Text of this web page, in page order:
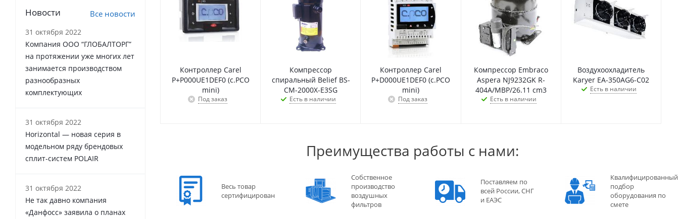
Контроллер Carel
P+P000UE1DEF0 (c.PCO
mini)
Под заказ
Компрессор
спиральный Belief BS-
CM-2000X-E3SG
Есть в наличии
Контроллер Carel
P+D000UE1DEF0 (c.PCO
mini)
Под заказ
Компрессор Embraco
Aspera NJ9232GK R-
404A/MBP/26.11 cm3
Есть в наличии
Воздухоохладитель
Karyer EA-350AG6-C02
Есть в наличии
Преимущества работы с нами:
Весь товар
сертифицирован
Собственное
производство
воздушных
фильтров
Поставляем по
всей России, СНГ
и ЕАЭС
Квалифицированный
подбор
оборудования по
смете
Новости Все новости
31 октября 2022
Компания ООО “ГЛОБАЛТОРГ”
на протяжении уже многих лет
занимается производством
разнообразных
комплектующих
31 октября 2022
Horizontal — новая серия в
модельном ряду брендовых
сплит-систем POLAIR
31 октября 2022
Не так давно компания
«Данфосс» заявила о планах